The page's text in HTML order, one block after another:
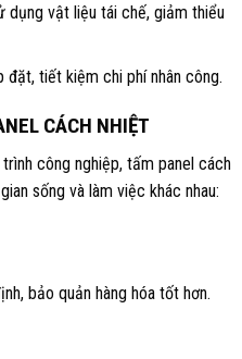
dụng vật liệu tái chế, giảm thiểu
đặt, tiết kiệm chi phí nhân công.
CÁCH NHIỆT
công nghiệp, tấm panel cách
sống và làm việc khác nhau:
bảo quản hàng hóa tốt hơn.